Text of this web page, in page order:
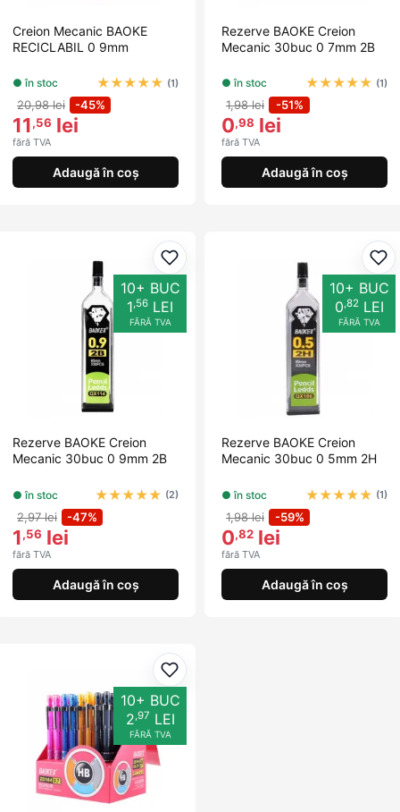
Creion Mecanic BAOKE
RECICLABIL 0 9mm
● în stoc ★★★★★ (1)
20,98 lei -45%
11,56 lei
fără TVA
Adaugă în coș
Rezerve BAOKE Creion
Mecanic 30buc 0 7mm 2B
● în stoc ★★★★★ (1)
1,98 lei -51%
0,98 lei
fără TVA
Adaugă în coș
Adaugă la favorite
10+ BUC
1,56 LEI
FĂRĂ TVA
Rezerve BAOKE Creion
Mecanic 30buc 0 9mm 2B
● în stoc ★★★★★ (2)
2,97 lei -47%
1,56 lei
fără TVA
Adaugă în coș
10+ BUC
0,82LEI
FĂRĂ TVA
Rezerve BAOKE Creion
Mecanic 30buc 0 5mm 2H
● în stoc ★★★★★ (1)
1,98 lei -59%
0,82 lei
fără TVA
Adaugă în coș
Adaugă la favorite
10+ BUC
2,97 LEI
FĂRĂ TVA